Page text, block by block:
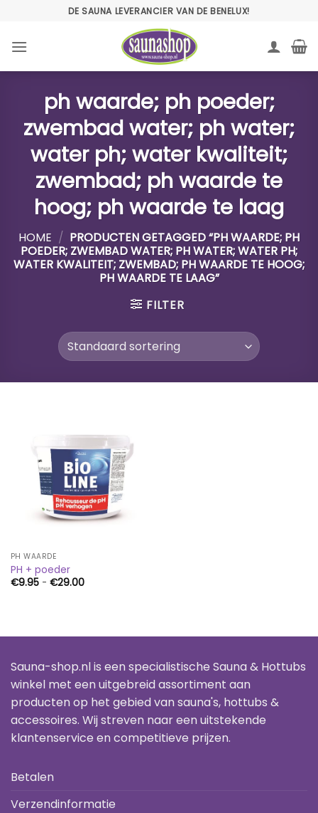
inhoud
DE SAUNA LEVERANCIER VAN DE BENELUX!
ph waarde; ph poeder;
zwembad water; ph water;
water ph; water kwaliteit;
zwembad; ph waarde te
hoog; ph waarde te laag
HOME / PRODUCTEN GETAGGED “PH WAARDE; PH
POEDER; ZWEMBAD WATER; PH WATER; WATER PH;
WATER KWALITEIT; ZWEMBAD; PH WAARDE TE HOOG;
PH WAARDE TE LAAG”
FILTER
PH WAARDE
PH + poeder
€9.95 - €29.00Prijsklasse:
Sauna-shop.nl is een specialistische Sauna & Hottubs
winkel met een uitgebreid assortiment aan
producten op het gebied van sauna's, hottubs &
accessoires. Wij streven naar een uitstekende
klantenservice en competitieve prijzen.
Betalen
Verzendinformatie